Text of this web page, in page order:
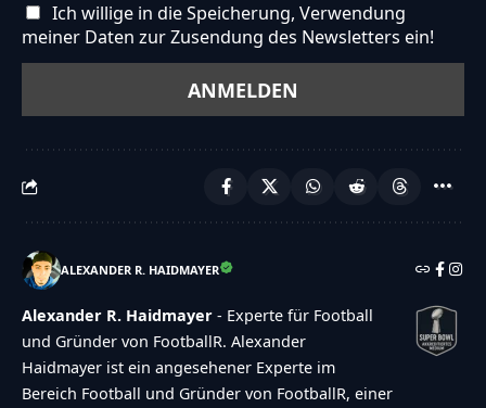
Ich willige in die Speicherung, Verwendung
meiner Daten zur Zusendung des Newsletters ein!
ALEXANDER R. HAIDMAYER
Alexander R. Haidmayer - Experte für Football
und Gründer von FootballR. Alexander
Haidmayer ist ein angesehener Experte im
Bereich Football und Gründer von FootballR, einer